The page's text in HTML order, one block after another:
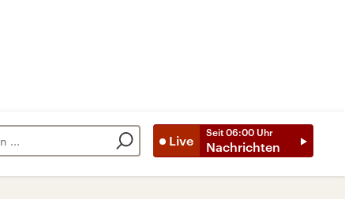
Live
Seit 06:00 Uhr
Nachrichten